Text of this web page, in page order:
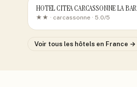
HOTEL CITEA CARCASSONNE LA
★★ · carcassonne · 5.0/5
Voir tous les hôtels en France →